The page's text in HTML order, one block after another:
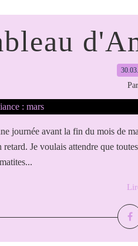
journée avant la fin du mois de
retard. Je voulais attendre que